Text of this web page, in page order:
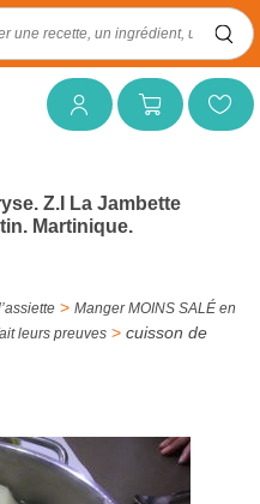
Mon compteMon panierMes favoris
Z.I La Jambette
Martinique.
> Manger MOINS SALÉ en
leurs preuves > cuisson de